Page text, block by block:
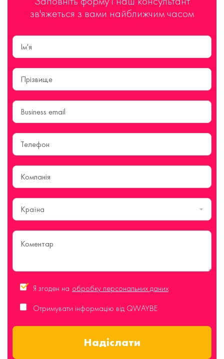
зв'яжеться з вами найближчим часом
Країна
Я згоден на обробку персональних даних
Отримувати інформацію від QWAYBE
Надіслати